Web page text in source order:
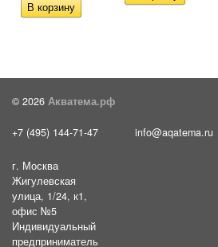
© 2026 Акватема.рф
+7 (495) 144-71-47 info@aqatema.ru
г. Москва
Жигулевская
улица, 1/24, к1,
офис №5
Индивидуальный
предприниматель